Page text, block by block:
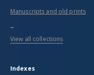
Manuscripts and old prints
...
View all collections
Indexes